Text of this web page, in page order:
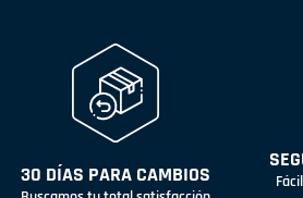
30 DÍAS PARA CAMBIOS